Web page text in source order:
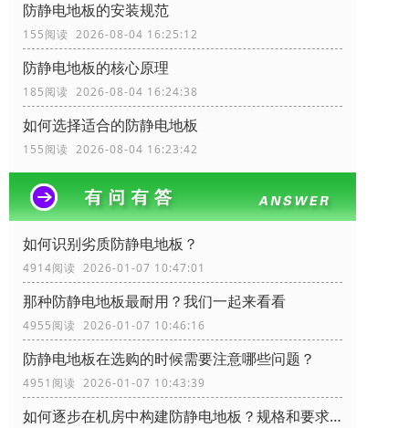
防静电地板的安装规范
155阅读 2026-08-04 16:25:12
防静电地板的核心原理
185阅读 2026-08-04 16:24:38
如何选择适合的防静电地板
155阅读 2026-08-04 16:23:42
如何识别劣质防静电地板？
4914阅读 2026-01-07 10:47:01
那种防静电地板最耐用？我们一起来看看
4955阅读 2026-01-07 10:46:16
防静电地板在选购的时候需要注意哪些问题？
4951阅读 2026-01-07 10:43:39
如何逐步在机房中构建防静电地板？规格和要求？